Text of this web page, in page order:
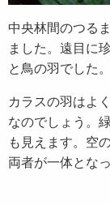
中央林間のつる
ました。遠目に
と鳥の羽でした。
カラスの羽はよ
なのでしょう。
も見えます。空
両者が一体とな